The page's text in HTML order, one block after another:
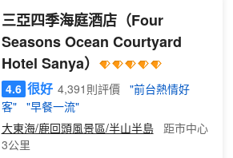
還是商務出差，我們都能滿足您的需求！
酒店提供舒適、現代的客房，以及一流的
設施和服務，確保每位客人都能得到賓至
如歸的體驗。每間客房配備了舒適的床
鋪、高速無線網絡、高清電視等現代化設
施。此外，客人還可以盡情享受酒店提供
的免費早餐，開啟元氣滿滿的一天！
三亞四季海庭酒店（Four
Seasons Ocean Courtyard
Hotel Sanya）
4.6 很好 4,391則評價
"前台熱情好
客"
"早餐一流"
大東海/鹿回頭風景區/半山半島
距市中心
3公里